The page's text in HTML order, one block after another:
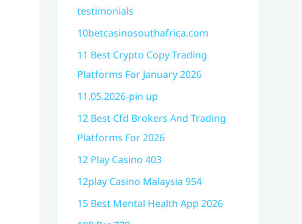
testimonials
10betcasinosouthafrica.com
11 Best Crypto Copy Trading
Platforms For January 2026
11.05.2026-pin up
12 Best Cfd Brokers And Trading
Platforms For 2026
12 Play Casino 403
12play Casino Malaysia 954
15 Best Mental Health App 2026